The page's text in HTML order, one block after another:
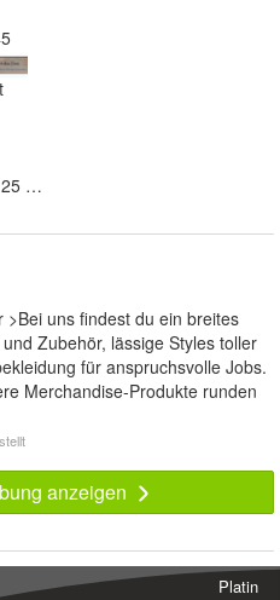
uns findest du ein breites
Zubehör, lässige Styles toller
für anspruchsvolle Jobs.
Merchandise-Produkte runden
anzeigen
Platin